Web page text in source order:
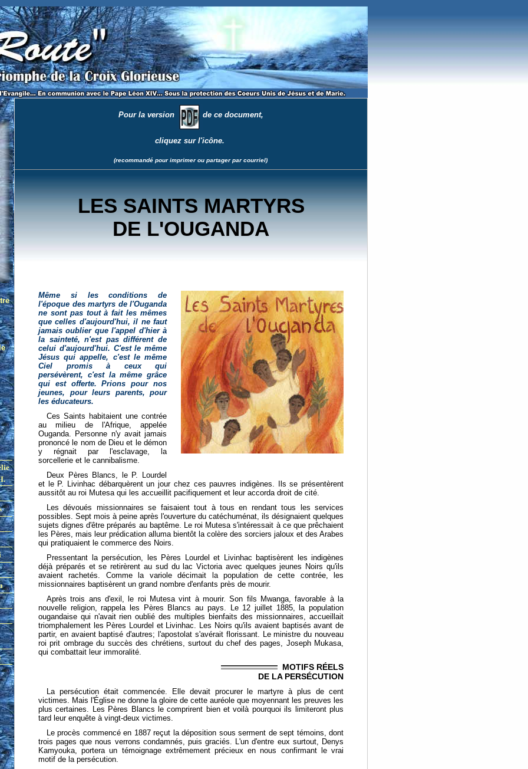
Pour la version de ce document,
cliquez sur l'icône.
(recommandé pour imprimer ou partager par courriel)
LES SAINTS MARTYRS
DE L'OUGANDA
Même si les conditions de
l'époque des martyrs de l'Ouganda
ne sont pas tout à fait les mêmes
que celles d'aujourd'hui, il ne faut
jamais oublier que l'appel d'hier à
la sainteté, n'est pas différent de
celui d'aujourd'hui. C'est le même
Jésus qui appelle, c'est le même
Ciel promis à ceux qui
persévèrent, c'est la même grâce
qui est offerte. Prions pour nos
jeunes, pour leurs parents, pour
les éducateurs.
Ces Saints habitaient une contrée
au milieu de l'Afrique, appelée
Ouganda. Personne n'y avait jamais
prononcé le nom de Dieu et le démon
y régnait par l'esclavage, la
sorcellerie et le cannibalisme.
Deux Pères Blancs, le P. Lourdel
et le P. Livinhac débarquèrent un jour chez ces pauvres indigènes. Ils se présentèrent
aussitôt au roi Mutesa qui les accueillit pacifiquement et leur accorda droit de cité.
Les dévoués missionnaires se faisaient tout à tous en rendant tous les services
possibles. Sept mois à peine après l'ouverture du catéchuménat, ils désignaient quelques
sujets dignes d'être préparés au baptême. Le roi Mutesa s'intéressait à ce que prêchaient
les Pères, mais leur prédication alluma bientôt la colère des sorciers jaloux et des Arabes
qui pratiquaient le commerce des Noirs.
Pressentant la persécution, les Pères Lourdel et Livinhac baptisèrent les indigènes
déjà préparés et se retirèrent au sud du lac Victoria avec quelques jeunes Noirs qu'ils
avaient rachetés. Comme la variole décimait la population de cette contrée, les
missionnaires baptisèrent un grand nombre d'enfants près de mourir.
Après trois ans d'exil, le roi Mutesa vint à mourir. Son fils Mwanga, favorable à la
nouvelle religion, rappela les Pères Blancs au pays. Le 12 juillet 1885, la population
ougandaise qui n'avait rien oublié des multiples bienfaits des missionnaires, accueillait
triomphalement les Pères Lourdel et Livinhac. Les Noirs qu'ils avaient baptisés avant de
partir, en avaient baptisé d'autres; l'apostolat s'avérait florissant. Le ministre du nouveau
roi prit ombrage du succès des chrétiens, surtout du chef des pages, Joseph Mukasa,
qui combattait leur immoralité.
MOTIFS RÉELS
DE LA PERSÉCUTION
La persécution était commencée. Elle devait procurer le martyre à plus de cent
victimes. Mais l'Église ne donne la gloire de cette auréole que moyennant les preuves les
plus certaines. Les Pères Blancs le comprirent bien et voilà pourquoi ils limiteront plus
tard leur enquête à vingt-deux victimes.
Le procès commencé en 1887 reçut la déposition sous serment de sept témoins, dont
trois pages que nous verrons condamnés, puis graciés. L'un d'entre eux surtout, Denys
Kamyouka, portera un témoignage extrêmement précieux en nous confirmant le vrai
motif de la persécution.